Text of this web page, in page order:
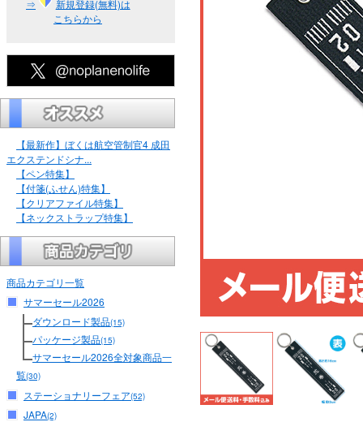
⇒
新規登録(無料)は
こちらから
【最新作】ぼくは航空管制官4 成田
エクステンドシナ...
【ペン特集】
【付箋(ふせん)特集】
【クリアファイル特集】
【ネックストラップ特集】
商品カテゴリ一覧
サマーセール2026
ダウンロード製品(15)
パッケージ製品(15)
サマーセール2026全対象商品一
覧(30)
ステーショナリーフェア(52)
JAPA(2)